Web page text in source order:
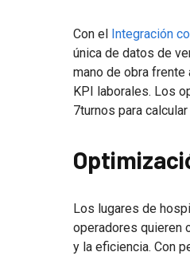
Con el Integración
única de datos de
mano de obra
KPI laborales. Los
7turnos para
Los lugares de
operadores quieren
y la eficiencia. Con